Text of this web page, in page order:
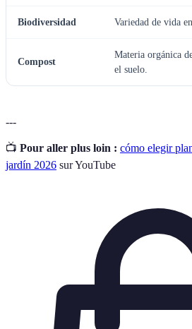
Biodiversidad Variedad de vida
Compost
Materia orgánica
el suelo.
---
📺 Pour aller plus loin : cómo elegir
jardín 2026 sur YouTube